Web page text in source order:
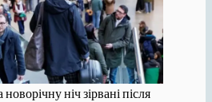
ніч зірвані після